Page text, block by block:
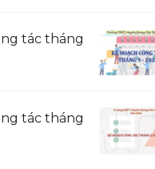
tác tháng
tác tháng